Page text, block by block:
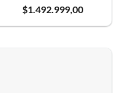
$1.492.999,00